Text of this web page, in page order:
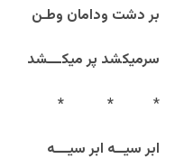
بر دشت ودامان وطـن
سرمیکشد پر میکـــشد
*
*
*
ابر سیــه ابر سیـــه